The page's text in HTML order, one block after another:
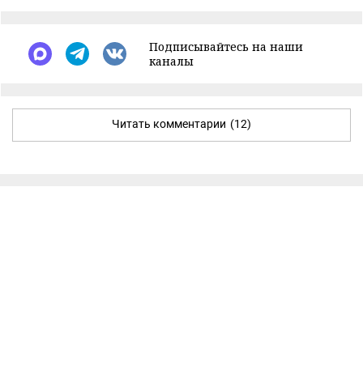
Подписывайтесь на наши
каналы
Читать комментарии (12)